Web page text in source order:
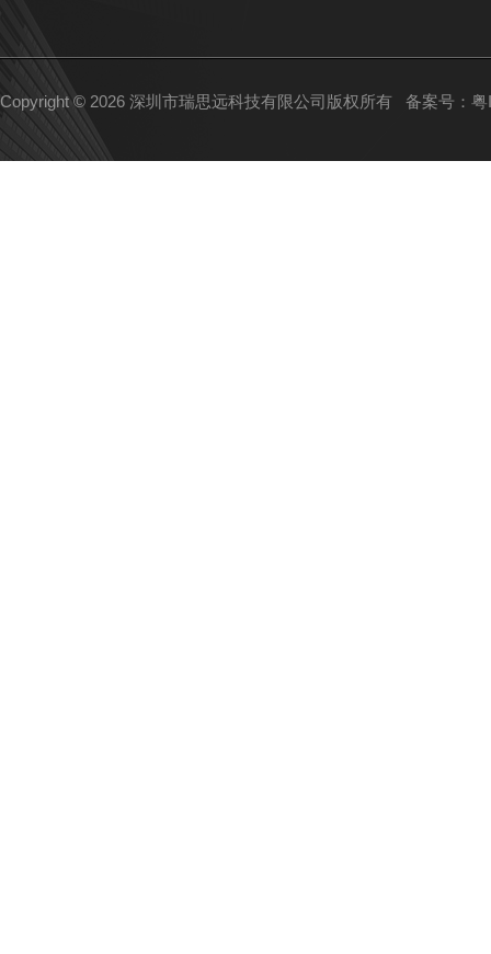
Copyright © 2026 深圳市瑞思远科技有限公司版权所有 备案号：